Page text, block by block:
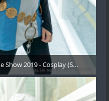
Show 2019 - Cosplay (Samstag) - 159
Oktober 2019